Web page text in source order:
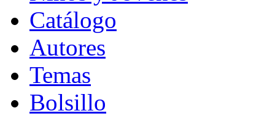
Catálogo
Autores
Temas
Bolsillo